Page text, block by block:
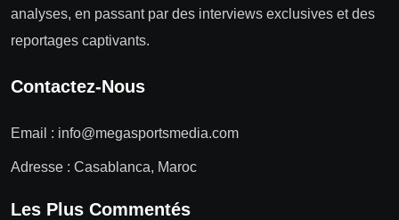
analyses, en passant par des interviews exclusives et des
reportages captivants.
Contactez-Nous
Email : info@megasportsmedia.com
Adresse : Casablanca, Maroc
Les Plus Commentés